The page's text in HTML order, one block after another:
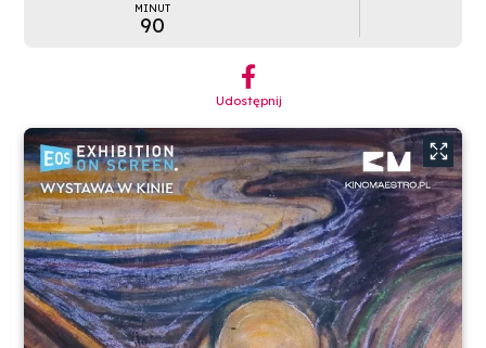
MINUT
90
︁
Udostępnij